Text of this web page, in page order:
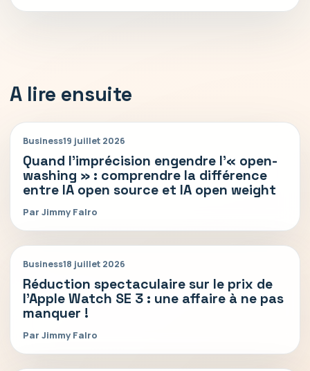
A lire ensuite
Business19 juillet 2026
Quand l’imprécision engendre l’« open-
washing » : comprendre la différence
entre IA open source et IA open weight
Par Jimmy Falro
Business18 juillet 2026
Réduction spectaculaire sur le prix de
l’Apple Watch SE 3 : une affaire à ne pas
manquer !
Par Jimmy Falro